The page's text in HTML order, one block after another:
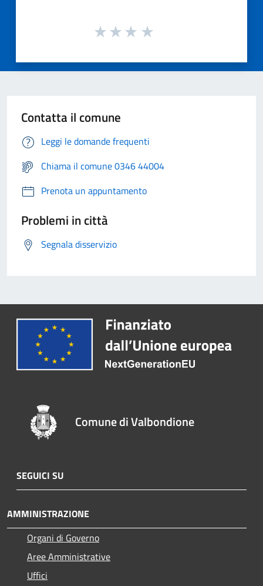
Contatta il comune
Leggi le domande frequenti
Chiama il comune 0346 44004
Prenota un appuntamento
Problemi in città
Segnala disservizio
Comune di Valbondione
SEGUICI SU
AMMINISTRAZIONE
Organi di Governo
Aree Amministrative
Uffici